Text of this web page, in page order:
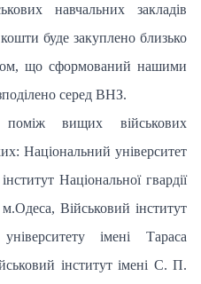
навчальних закладів
буде закуплено близько
що сформований нашими
серед ВНЗ.
вищих військових
Національний університет
Національної гвардії
Військовий інститут
імені Тараса
інститут імені С. П.